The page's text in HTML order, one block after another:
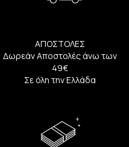
ΑΠΟΣΤΟΛΕΣ
Δωρεάν Αποστολές άνω των
49€
Σε όλη την Ελλάδα